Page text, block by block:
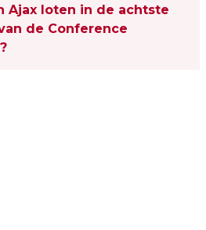
Ajax loten in de achtste
de Conference